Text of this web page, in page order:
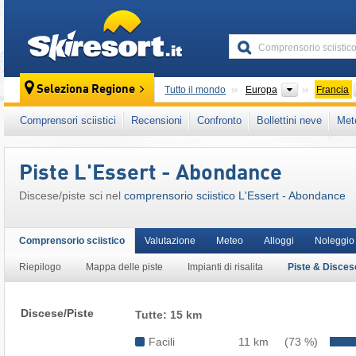
Seleziona Regione Tutto il mondo Europa Continenti
Francia
Questo comprensorio sciistico è presente
Alpi Occidentali
Alpi Europa Occidentale
Comprensori sciistici Recensioni Confronto Bollettini neve
Piste L'Essert - Abondance
Discese/​piste sci nel comprensorio sciistico L'Essert - Abondance
Comprensorio sciistico
Riepilogo Mappa delle piste Impianti di risalita Piste &
Valutazione Meteo Alloggi Noleggio
Discese/Piste Tutte: 15 km
Facili 11 km
(73 %)